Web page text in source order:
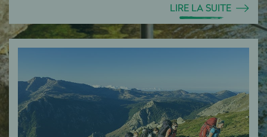
LIRE LA SUITE